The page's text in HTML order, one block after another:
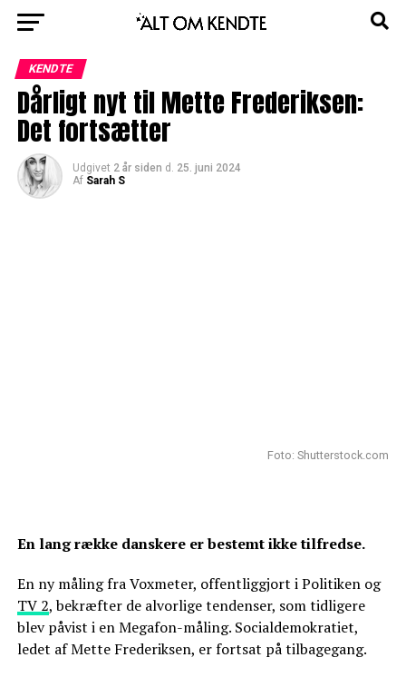
KENDTE
Dårligt nyt til Mette Frederiksen:
Det fortsætter
Udgivet 2 år siden d. 25. juni 2024
Af Sarah S
Foto: Shutterstock.com
En lang række danskere er bestemt ikke tilfredse.
En ny måling fra Voxmeter, offentliggjort i Politiken og
TV 2, bekræfter de alvorlige tendenser, som tidligere
blev påvist i en Megafon-måling. Socialdemokratiet,
ledet af Mette Frederiksen, er fortsat på tilbagegang.